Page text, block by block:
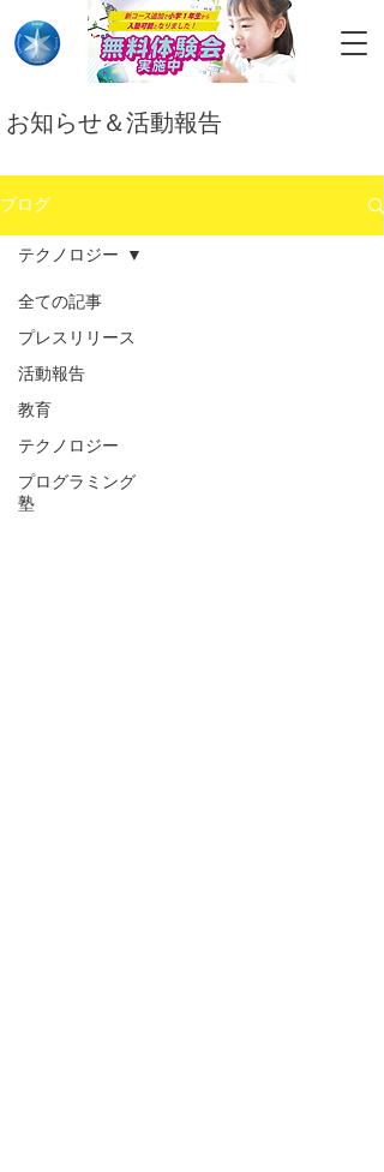
​お知らせ＆活動報告
ブログ
全ての記事
プレスリリース
活動報告
教育
テクノロジー
プログラミング
塾
テクノロジー